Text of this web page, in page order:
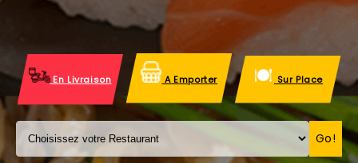
VOS AVIS
MENTIONS LÉGALES
C.G.V
En Livraison A Emporter Sur Place
Go!